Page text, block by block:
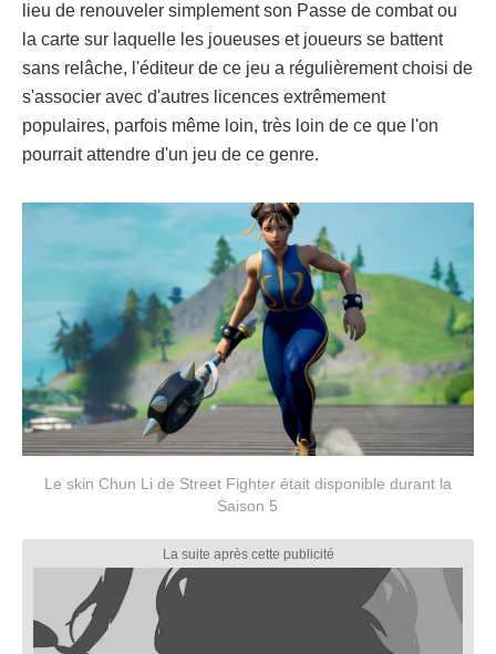
lieu de renouveler simplement son Passe de combat ou
la carte sur laquelle les joueuses et joueurs se battent
sans relâche, l'éditeur de ce jeu a régulièrement choisi de
s'associer avec d'autres licences extrêmement
populaires, parfois même loin, très loin de ce que l'on
pourrait attendre d'un jeu de ce genre.
Le skin Chun Li de Street Fighter était disponible durant la
Saison 5